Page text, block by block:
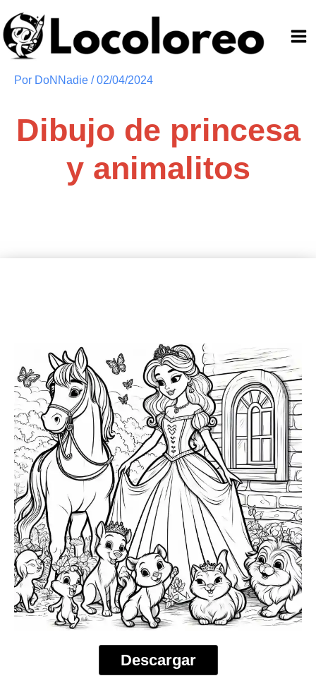
al
contenido
Por DoNNadie /02/04/2024
Dibujo de princesa
y animalitos
Descargar